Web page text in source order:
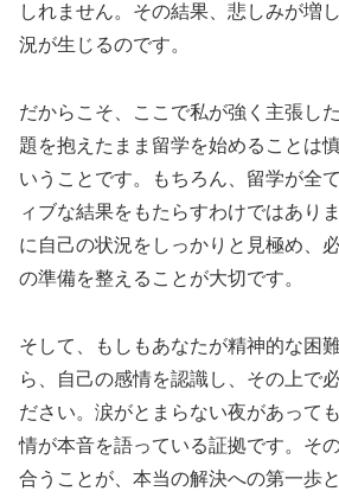
しれません。その結果、悲しみが増
況が生じるのです。
だからこそ、ここで私が強く主張し
題を抱えたまま留学を始めることは
いうことです。もちろん、留学が全
ィブな結果をもたらすわけではあり
に自己の状況をしっかりと見極め、
の準備を整えることが大切です。
そして、もしもあなたが精神的な困
ら、自己の感情を認識し、その上で
ださい。涙がとまらない夜があって
情が本音を語っている証拠です。そ
合うことが、本当の解決への第一歩